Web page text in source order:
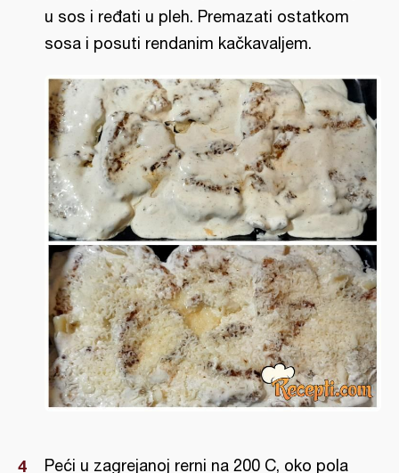
u sos i ređati u pleh. Premazati ostatkom
sosa i posuti rendanim kačkavaljem.
Peći u zagrejanoj rerni na 200 C, oko pola